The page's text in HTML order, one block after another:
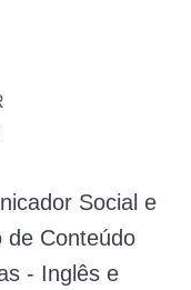
Social e
de Conteúdo
- Inglês e